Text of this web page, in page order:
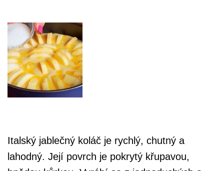
Italský jablečný koláč je rychlý, chutný a
lahodný. Její povrch je pokrytý křupavou,